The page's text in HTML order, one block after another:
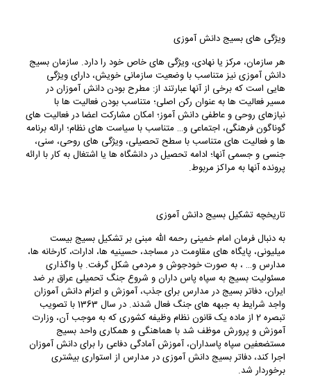
ویژگی های بسیج دانش آموزی
هر سازمان، مرکز یا نهادی، ویژگی های خاص خود را دارد. سازمان بسیج
دانش آموزی نیز متناسب با وضعیت سازمانی خویش، دارای ویژگی
هایی است که برخی از آنها عبارتند از: مطرح بودن دانش آموزان در
مسیر فعالیت ها به عنوان رکن اصلی؛ متناسب بودن فعالیت ها با
نیازهای روحی و عاطفی دانش آموز؛ امکان مشارکت اعضا در فعالیت های
گوناگون فرهنگی، اجتماعی و… متناسب با سیاست های نظام؛ ارائه برنامه
ها و فعالیت های متناسب با سطح تحصیلی، ویژگی های روحی، سنی،
جنسی و جسمی آنها؛ ادامه تحصیل در دانشگاه ها یا اشتغال به کار با ارائه
پرونده آنها به مراکز مربوط.
تاریخچه تشکیل بسیج دانش آموزی
به دنبال فرمان امام خمینی رحمه الله مبنی بر تشکیل بسیج بیست
میلیونی، پایگاه های مقاومت در مساجد، حسینیه ها، ادارات، کارخانه ها،
مدارس و… ، به صورت خودجوش و مردمی شکل گرفت. با واگذاری
مسئولیت بسیج به سپاه پاس داران و شروع جنگ تحمیلی عراق بر ضد
ایران، دفاتر بسیج در مدارس برای جذب، آموزش و اعزام دانش آموزان
واجد شرایط به جبهه های جنگ فعال شدند. در سال 1363 با تصویب
تبصره 2 از ماده یک قانون نظام وظیفه کشوری که به موجب آن، وزارت
آموزش و پرورش موظف شد با هماهنگی و همکاری واحد بسیج
مستضعفین سپاه پاسداران، آموزش آمادگی دفاعی را برای دانش آموزان
اجرا کند، دفاتر بسیج دانش آموزی در مدارس از استواری بیشتری
برخوردار شد.